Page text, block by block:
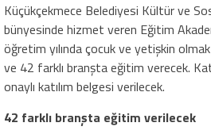
Küçükçekmece Belediyesi Kültür ve
bünyesinde hizmet veren Eğitim
öğretim yılında çocuk ve yetişkin
ve 42 farklı branşta eğitim verecek.
onaylı katılım belgesi verilecek.
42 farklı branşta eğitim verilecek